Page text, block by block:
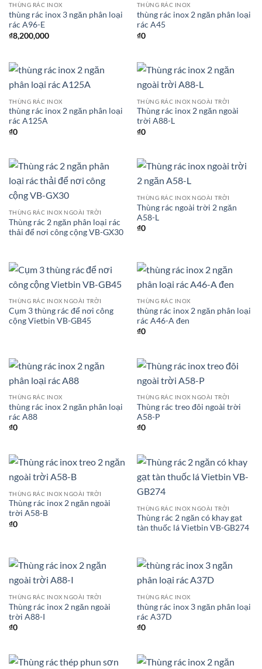
THÙNG RÁC INOX
thùng rác inox 3 ngăn phân loại
rác A96-E
₫8,200,000
THÙNG RÁC INOX
thùng rác inox 2 ngăn phân loại
rác A45
₫0
THÙNG RÁC INOX
thùng rác inox 2 ngăn phân loại
rác A125A
₫0
THÙNG RÁC INOX NGOÀI TRỜI
Thùng rác inox 2 ngăn ngoài
trời A88-L
₫0
THÙNG RÁC INOX NGOÀI TRỜI
Thùng rác 2 ngăn phân loại rác
thải để nơi công cộng VB-GX30
THÙNG RÁC INOX NGOÀI TRỜI
Thùng rác ngoài trời 2 ngăn
A58-L
₫0
THÙNG RÁC INOX NGOÀI TRỜI
Cụm 3 thùng rác để nơi công
cộng Vietbin VB-GB45
THÙNG RÁC INOX
thùng rác inox 2 ngăn phân loại
rác A46-A đen
₫0
THÙNG RÁC INOX
thùng rác inox 2 ngăn phân loại
rác A88
₫0
THÙNG RÁC INOX NGOÀI TRỜI
Thùng rác treo đôi ngoài trời
A58-P
₫0
THÙNG RÁC INOX NGOÀI TRỜI
Thùng rác inox 2 ngăn ngoài
trời A58-B
₫0
THÙNG RÁC INOX NGOÀI TRỜI
Thùng rác 2 ngăn có khay gạt
tàn thuốc lá Vietbin VB-GB274
THÙNG RÁC INOX NGOÀI TRỜI
Thùng rác inox 2 ngăn ngoài
trời A88-I
₫0
THÙNG RÁC INOX
thùng rác inox 3 ngăn phân loại
rác A37D
₫0